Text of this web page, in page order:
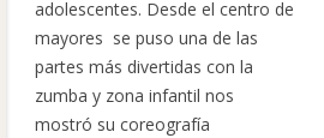
adolescentes. Desde el centro de
mayores se puso una de las
partes más divertidas con la
zumba y zona infantil nos
mostró su coreografía